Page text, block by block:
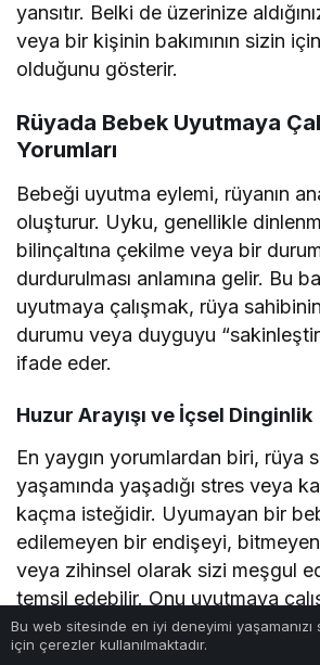
yansıtır. Belki de üzerinize
veya bir kişinin bakımının sizin
olduğunu gösterir.
Rüyada Bebek Uyutmaya
Yorumları
Bebeği uyutma eylemi, rüyanın
oluşturur. Uyku, genellikle
bilinçaltına çekilme veya bir
durdurulması anlamına gelir. Bu
uyutmaya çalışmak, rüya
durumu veya duyguyu
ifade eder.
Huzur Arayışı ve İçsel Dinginlik
En yaygın yorumlardan biri, rüya
yaşamında yaşadığı stres veya
kaçma isteğidir. Uyumayan bir
edilemeyen bir endişeyi,
veya zihinsel olarak sizi meşgul
temsil edebilir. Onu uyutmaya
sona ermesi ve nihayet huzura
yansımasıdır.
Bu web sitesinde en iyi deneyimi yaşamanızı
için çerezler kullanılmaktadır.
Anasayfa